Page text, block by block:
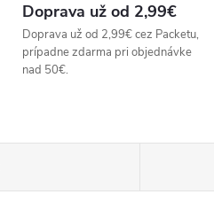
Doprava už od 2,99€
Doprava už od 2,99€ cez Packetu,
prípadne zdarma pri objednávke
nad 50€.